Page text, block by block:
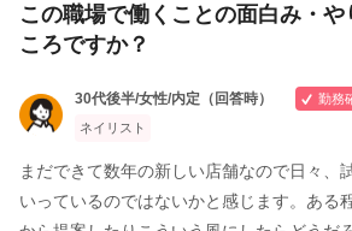
この職場で働くことの面白み・や
ころですか？
30代後半/女性/内定（回答時）
勤務
ネイリスト
まだできて数年の新しい店舗なので日々、
いっているのではないかと感じます。ある